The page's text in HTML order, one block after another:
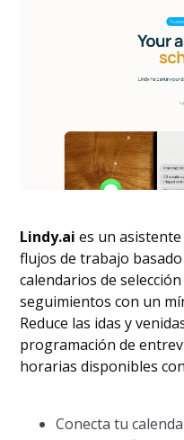
Lindy.ai es un
flujos de trabajo
calendarios de
seguimientos con un
Reduce las idas y
programación de
horarias disponibles
Conecta tu